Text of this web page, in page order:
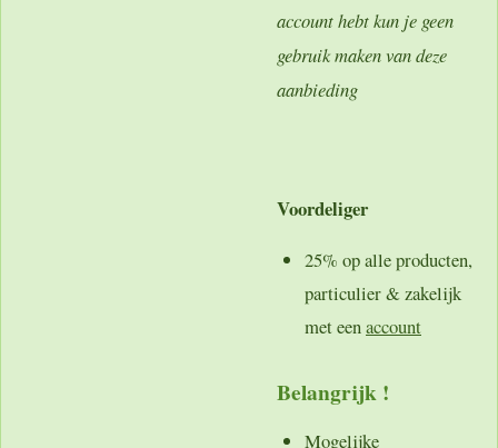
account hebt kun je geen
gebruik maken van deze
aanbieding
Voordeliger
25% op alle producten,
particulier & zakelijk
met eenaccount
Belangrijk !
Mogelijke